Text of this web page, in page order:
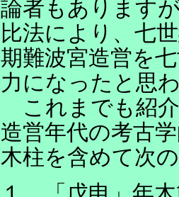
論者もあります
比法により、七
期難波宮造営を
力になったと思
これまでも紹
造営年代の考古
木柱を含めて次